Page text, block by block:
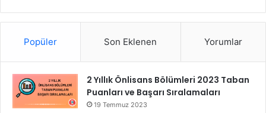
Popüler Son Eklenen Yorumlar
2 Yıllık Önlisans Bölümleri 2023 Taban
Puanları ve Başarı Sıralamaları
19 Temmuz 2023